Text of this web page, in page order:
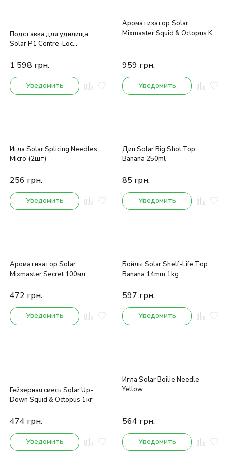
Подставка для удилища
Solar P1 Centre-Loc
1 598 грн.
Уведомить
Ароматизатор Solar
Mixmaster Squid & Octopus Koi
959 грн.
Уведомить
Игла Solar Splicing Needles
Micro (2шт)
256 грн.
Уведомить
Дип Solar Big Shot Top
Banana 250ml
85 грн.
Уведомить
Ароматизатор Solar
Mixmaster Secret 100мл
472 грн.
Уведомить
Бойлы Solar Shelf-Life Top
Banana 14mm 1kg
597 грн.
Уведомить
Гейзерная смесь Solar Up-
Down Squid & Octopus 1кг
474 грн.
Уведомить
Игла Solar Boilie Needle
Yellow
564 грн.
Уведомить